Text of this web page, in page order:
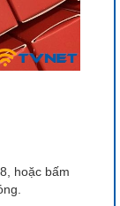
hoặc bấm